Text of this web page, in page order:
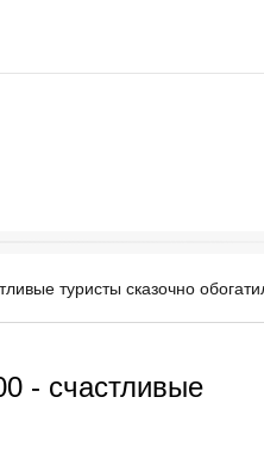
туристы сказочно
- счастливые